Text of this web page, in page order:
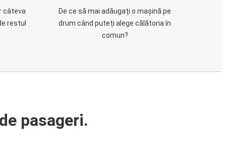
câteva
restul
De ce să mai adăugați o mașină pe
drum când puteți alege călătoria în
comun?
pasageri.